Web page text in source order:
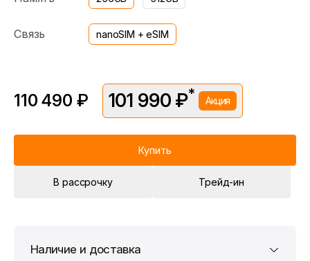
Связь nanoSIM + eSIM
110 490 ₽ 101 990 ₽* Акция
Цена без скидки —110 490 ₽. Подробности уточняйте у
Купить
В рассрочку Трейд-ин
Наличие и доставка